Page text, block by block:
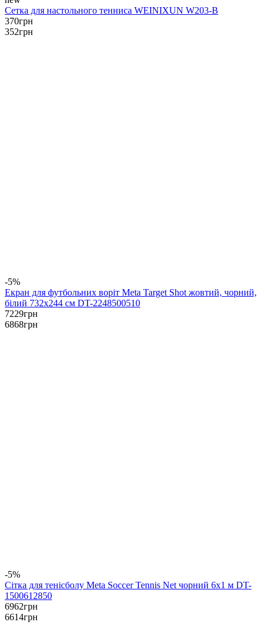
Сетка для настольного тенниса WEINIXUN W203-B
370грн
352грн
-5%
Екран для футбольних воріт Meta Target Shot жовтий, чорний,
білий 732х244 см DT-2248500510
7229грн
6868грн
-5%
Сітка для тенісболу Meta Soccer Tennis Net чорний 6х1 м DT-
1500612850
6962грн
6614грн